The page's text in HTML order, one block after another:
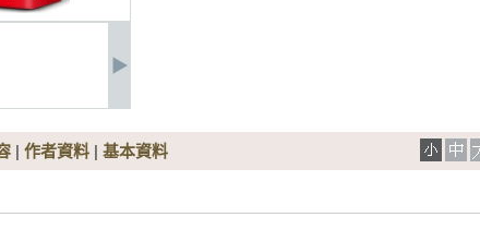
| 作者資料 | 基本資料